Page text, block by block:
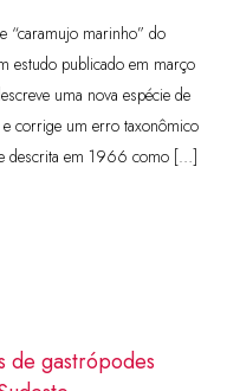
“caramujo marinho” do
estudo publicado em março
uma nova espécie de
corrige um erro taxonômico
descrita em 1966 como […]